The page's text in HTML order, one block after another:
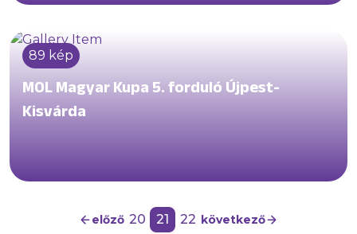
89 kép
MOL Magyar Kupa 5. forduló Újpest-
Kisvárda
előző 20 21 22 következő